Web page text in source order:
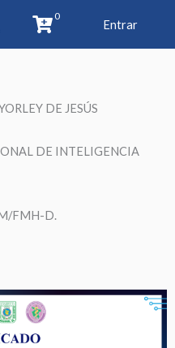
0
Entrar
DE JESÚS
DE INTELIGENCIA
FMH-D.